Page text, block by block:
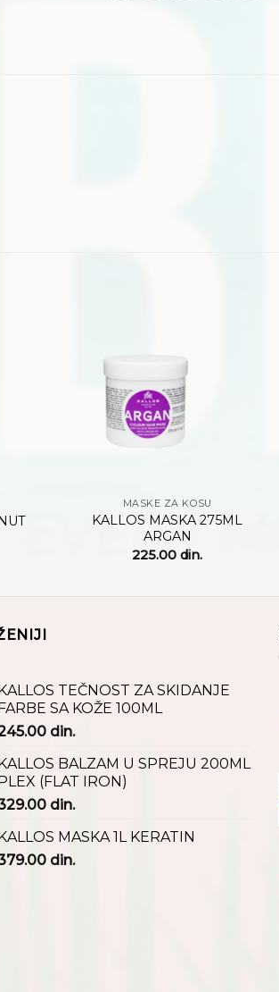
MASKE ZA KOSU
KALLOS MASKA 275ML
ARGAN
225.00din.
TEČNOST ZA SKIDANJE
SA KOŽE 100ML
din.
BALZAM U SPREJU 200ML
(FLAT IRON)
din.
MASKA 1L KERATIN
din.